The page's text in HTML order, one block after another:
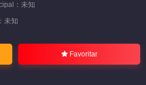
： 未知
未知
Favoritar